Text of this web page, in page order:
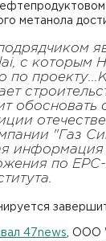
метанола
с которым
по
обосновать
"Газ
по ЕРС-
47news , ООО